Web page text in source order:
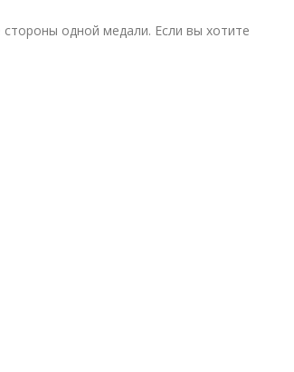
одной медали. Если вы хотите